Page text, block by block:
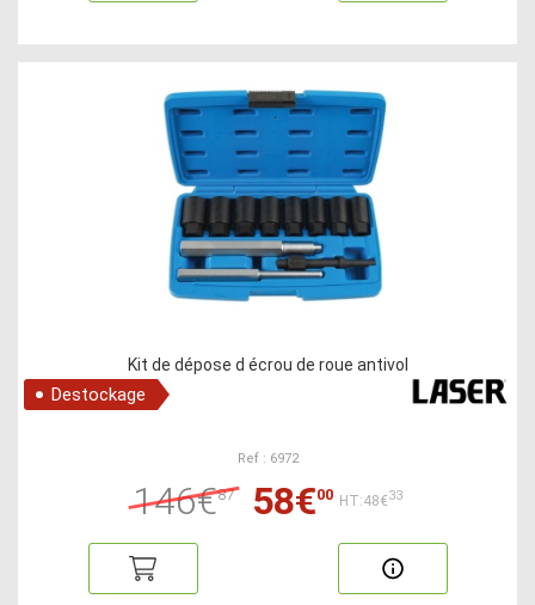
Kit de dépose d écrou de roue antivol
Destockage
Ref : 6972
146€87 58€00 HT:48€33